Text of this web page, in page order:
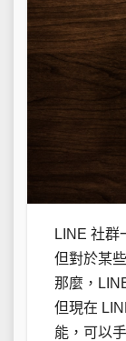
LINE 社群
但對於某
那麼，
但現在
能，可以